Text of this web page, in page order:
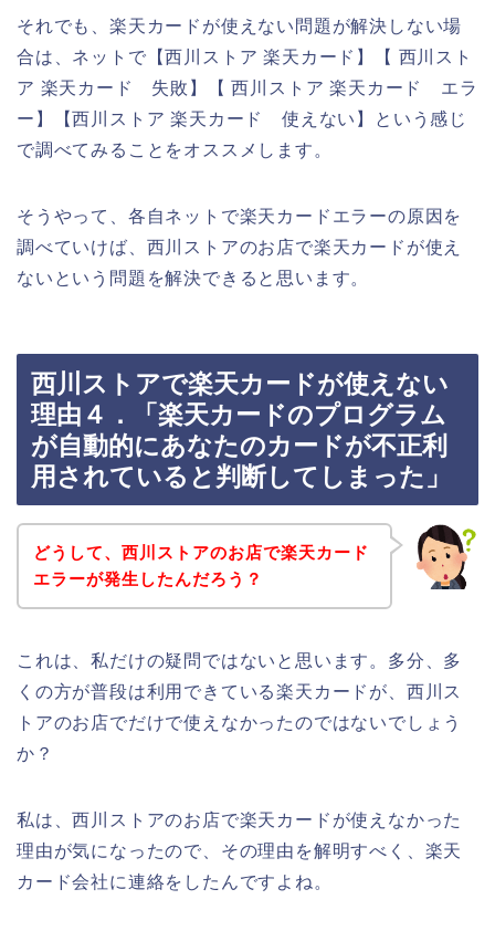
それでも、楽天カードが使えない問題が解決しない場
合は、ネットで【西川ストア 楽天カード】【 西川スト
ア 楽天カード 失敗】【 西川ストア 楽天カード エラ
ー】【西川ストア 楽天カード 使えない】という感じ
で調べてみることをオススメします。
そうやって、各自ネットで楽天カードエラーの原因を
調べていけば、西川ストアのお店で楽天カードが使え
ないという問題を解決できると思います。
西川ストアで楽天カードが使えない
理由４．「楽天カードのプログラム
が自動的にあなたのカードが不正利
用されていると判断してしまった」
どうして、西川ストアのお店で楽天カード
エラーが発生したんだろう？
これは、私だけの疑問ではないと思います。多分、多
くの方が普段は利用できている楽天カードが、西川ス
トアのお店でだけで使えなかったのではないでしょう
か？
私は、西川ストアのお店で楽天カードが使えなかった
理由が気になったので、その理由を解明すべく、楽天
カード会社に連絡をしたんですよね。